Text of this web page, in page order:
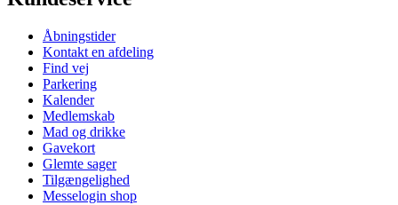
Åbningstider
Kontakt en afdeling
Find vej
Parkering
Kalender
Medlemskab
Mad og drikke
Gavekort
Glemte sager
Tilgængelighed
Messelogin shop